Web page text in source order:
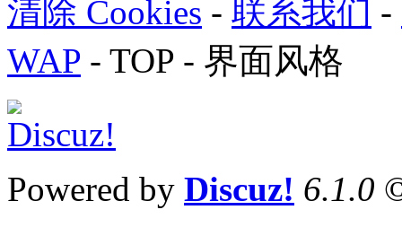
清除 Cookies - 联系我们 -
WAP - TOP - 界面风格
Powered by Discuz! 6.1.0